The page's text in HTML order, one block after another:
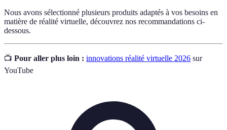
Nous avons sélectionné plusieurs produits adaptés à vos besoins en
matière de réalité virtuelle, découvrez nos recommandations ci-
dessous.
📺 Pour aller plus loin : innovations réalité virtuelle 2026 sur
YouTube